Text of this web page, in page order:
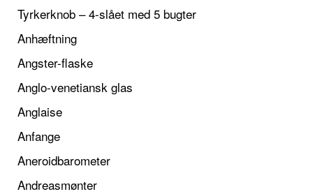
Tyrkerknob – 4-slået med 5 bugter
Anhæftning
Angster-flaske
Anglo-venetiansk glas
Anglaise
Anfange
Aneroidbarometer
Andreasmønter